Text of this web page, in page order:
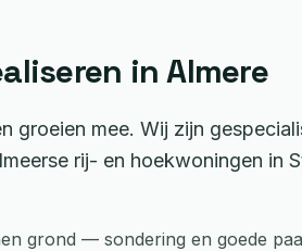
inAlmere
groeien mee. Wij zijn
rij- en hoekwoningen in
grond — sondering en goede